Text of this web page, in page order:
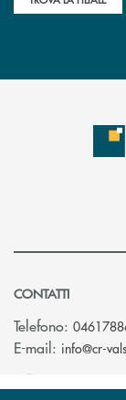
CONTATTI
Telefono:
E-mail: info@cr-